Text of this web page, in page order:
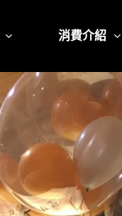
消費介紹